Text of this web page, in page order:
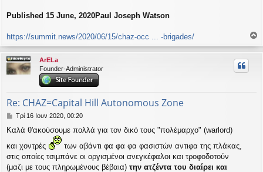
Published 15 June, 2020Paul Joseph Watson
https://summit.news/2020/06/15/chaz-occ ... -brigades/
ρ
ArELa
Founder-Administrator
Re: CHAZ=Capital Hill Autonomous Zone
Δ
μ
σ
ί
ε
Τρί 16 Ιουν 2020, 00:20
Καλά θ'ακούσουμε πολλά για τον δικό τους "πολέμαρχο" (warlord)
και χοντρές
των αβάντι φα φα φα φασιστών αντιφα της πλάκας,
στις οποίες τσιμπάνε οι οργισμένοι ανεγκέφαλοι και τροφοδοτούν
(μαζι με τους πληρωμένους βέβαια) την ατζέντα του διαίρει και